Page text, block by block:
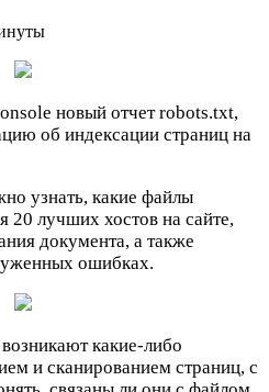
новый отчет robots.txt,
об индексации страниц на
узнать, какие файлы
лучших хостов на сайте,
документа, а также
ошибках.
какие-либо
и сканированием страниц, с